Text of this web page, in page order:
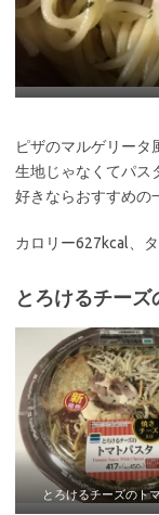
ピザのマルゲリータ
生地じゃなくてパス
好きならおすすめの
カロリー627kcal、
とろけるチーズ
とろけるチーズのト